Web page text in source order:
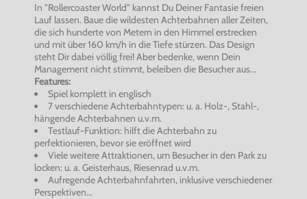
In "Rollercoaster World" kannst Du Deiner Fantasie freien
Lauf lassen. Baue die wildesten Achterbahnen aller Zeiten,
die sich hunderte von Metern in den Himmel erstrecken
und mit über 160 km/h in die Tiefe stürzen. Das Design
steht Dir dabei völlig frei! Aber bedenke, wenn Dein
Management nicht stimmt, beleiben die Besucher aus...
Features:
Spiel komplett in englisch
7 verschiedene Achterbahntypen: u. a. Holz-, Stahl-,
hängende Achterbahnen u.v.m.
Testlauf-Funktion: hilft die Achterbahn zu
perfektionieren, bevor sie eröffnet wird
Viele weitere Attraktionen, um Besucher in den Park zu
locken: u. a. Geisterhaus, Riesenrad u.v.m.
Aufregende Achterbahnfahrten, inklusive verschiedener
Perspektiven...